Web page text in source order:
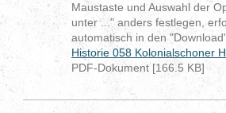
Maustaste und Auswahl der
unter ..." anders festlegen,
automatisch in den
Historie 058 Kolonialschoner
PDF-Dokument [166.5 KB]